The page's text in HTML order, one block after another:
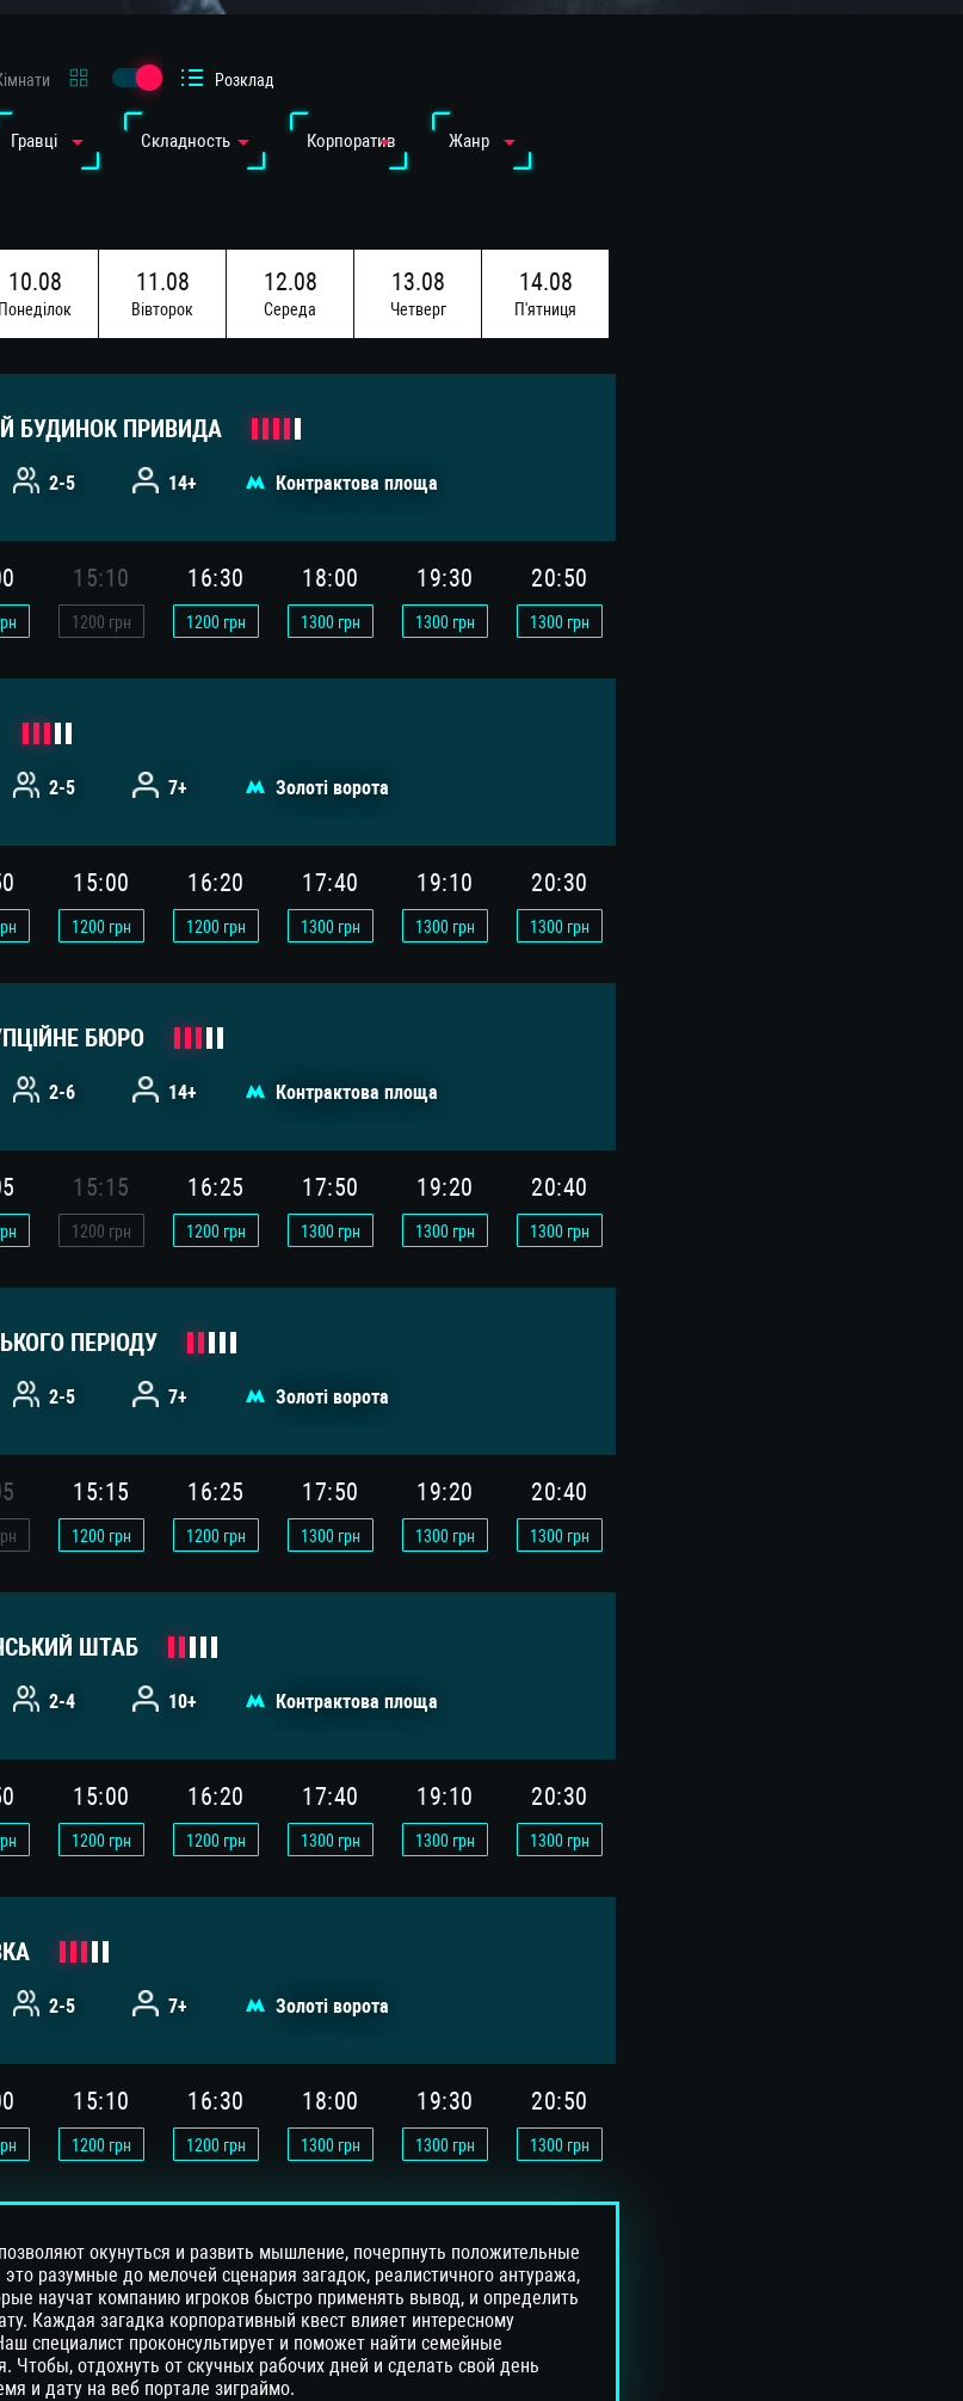
Гравці Cкладность Корпоратив Жанр
Розклад
10.08
Понедiлок
11.08
Вiвторок
12.08
Середа
13.08
Четверг
14.08
П'ятниця
17.08
БУДИНОК ПРИВИДА
2-5 14+ Контрактова площа
15:10
1200 грн
16:30
1200 грн
18:00
1300 грн
19:30
1300 грн
20:50
1300 грн
2-5 7+ Золоті ворота
15:00
1200 грн
16:20
1200 грн
17:40
1300 грн
19:10
1300 грн
20:30
1300 грн
БЮРО
2-6 14+ Контрактова площа
15:15
1200 грн
16:25
1200 грн
17:50
1300 грн
19:20
1300 грн
20:40
1300 грн
ПЕРІОДУ
2-5 7+ Золоті ворота
15:15
1200 грн
16:25
1200 грн
17:50
1300 грн
19:20
1300 грн
20:40
1300 грн
ШТАБ
2-4 10+ Контрактова площа
15:00
1200 грн
16:20
1200 грн
17:40
1300 грн
19:10
1300 грн
20:30
1300 грн
2-5 7+ Золоті ворота
15:10
1200 грн
16:30
1200 грн
18:00
1300 грн
19:30
1300 грн
20:50
1300 грн
окунуться и развить мышление, почерпнуть положительные
разумные до мелочей сценария загадок, реалистичного антуража,
научат компанию игроков быстро применять вывод, и определить
Каждая загадка корпоративный квест влияет интересному
специалист проконсультирует и поможет найти семейные
Чтобы, отдохнуть от скучных рабочих дней и сделать свой день
и дату на веб портале зиграймо.